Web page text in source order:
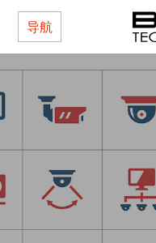
导航